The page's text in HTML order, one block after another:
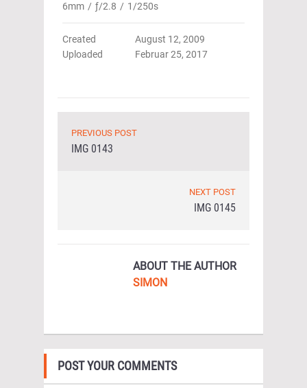
6mm / ƒ/2.8 / 1/250s
Created
August 12, 2009
Uploaded
Februar 25, 2017
PREVIOUS POST
IMG 0143
NEXT POST
IMG 0145
ABOUT THE AUTHOR
SIMON
POST YOUR COMMENTS